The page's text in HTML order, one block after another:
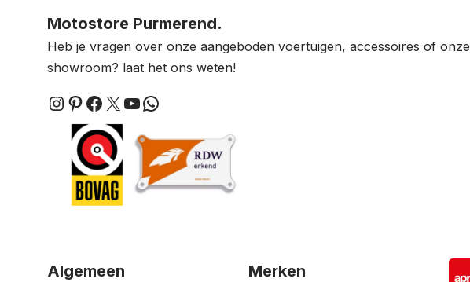
Motostore Purmerend.
Heb je vragen over onze aangeboden voertuigen, accessoires of onze
showroom? laat het ons weten!
Instagram
Pinterest
Facebook
X YouTube
WhatsApp
Algemeen Merken